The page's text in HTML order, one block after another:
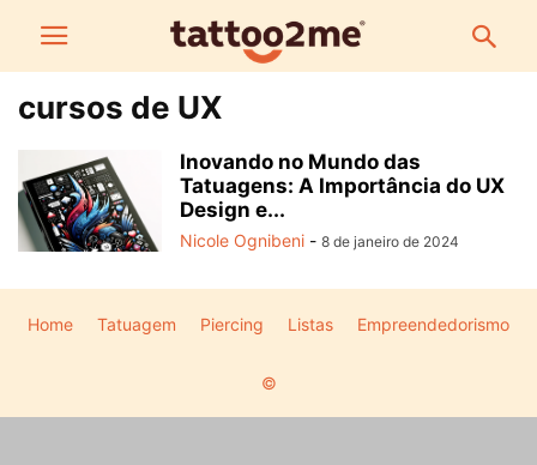
cursos de UX
Inovando no Mundo das
Tatuagens: A Importância do UX
Design e...
Nicole Ognibeni - 8 de janeiro de 2024
Home Tatuagem Piercing Listas Empreendedorismo
©